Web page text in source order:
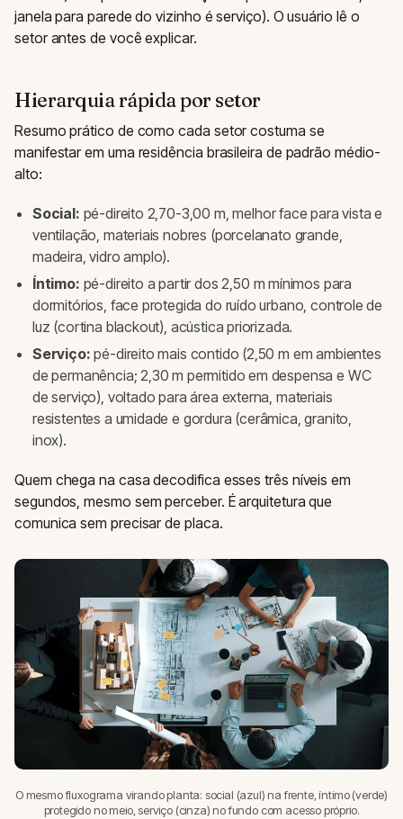
janela para parede do vizinho é serviço). O usuário lê o
setor antes de você explicar.
Hierarquia rápida por setor
Resumo prático de como cada setor costuma se
manifestar em uma residência brasileira de padrão médio-
alto:
Social: pé-direito 2,70-3,00 m, melhor face para vista e
ventilação, materiais nobres (porcelanato grande,
madeira, vidro amplo).
Íntimo: pé-direito a partir dos 2,50 m mínimos para
dormitórios, face protegida do ruído urbano, controle de
luz (cortina blackout), acústica priorizada.
Serviço: pé-direito mais contido (2,50 m em ambientes
de permanência; 2,30 m permitido em despensa e WC
de serviço), voltado para área externa, materiais
resistentes a umidade e gordura (cerâmica, granito,
inox).
Quem chega na casa decodifica esses três níveis em
segundos, mesmo sem perceber. É arquitetura que
comunica sem precisar de placa.
O mesmo fluxograma virando planta: social (azul) na frente, íntimo (verde)
protegido no meio, serviço (cinza) no fundo com acesso próprio.